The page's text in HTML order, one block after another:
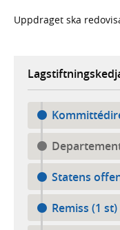
Uppdraget ska
Statens
Remiss (1 st)